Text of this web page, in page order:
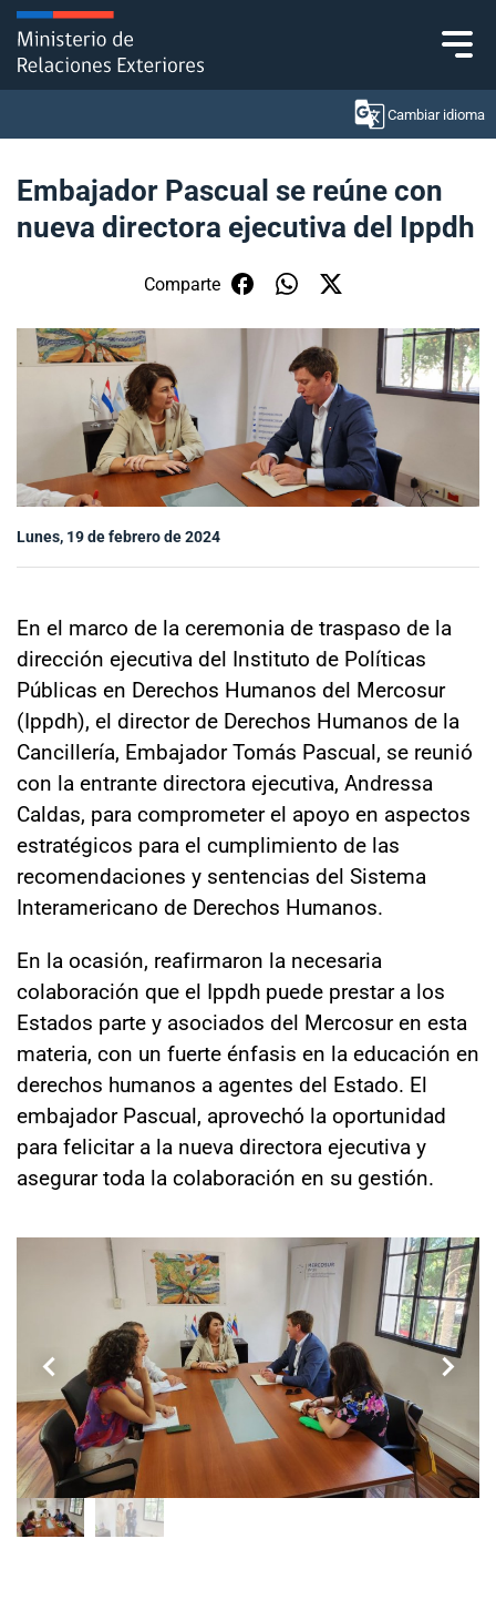
Click acá para ir directamente al contenido
Cambiar idioma
Ministerio
Política Exterior
Embajadas y consulados
Servicios ciudadanos
Subsecretaría de Relaciones Económicas
Internacionales
Sala de prensa
modo claro
Embajador Pascual se reúne con
nueva directora ejecutiva del Ippdh
Comparte
Lunes, 19 de febrero de 2024
En el marco de la ceremonia de traspaso de la
dirección ejecutiva del Instituto de Políticas
Públicas en Derechos Humanos del Mercosur
(Ippdh), el director de Derechos Humanos de la
Cancillería, Embajador Tomás Pascual, se reunió
con la entrante directora ejecutiva, Andressa
Caldas, para comprometer el apoyo en aspectos
estratégicos para el cumplimiento de las
recomendaciones y sentencias del Sistema
Interamericano de Derechos Humanos.
En la ocasión, reafirmaron la necesaria
colaboración que el Ippdh puede prestar a los
Estados parte y asociados del Mercosur en esta
materia, con un fuerte énfasis en la educación en
derechos humanos a agentes del Estado. El
embajador Pascual, aprovechó la oportunidad
para felicitar a la nueva directora ejecutiva y
asegurar toda la colaboración en su gestión.